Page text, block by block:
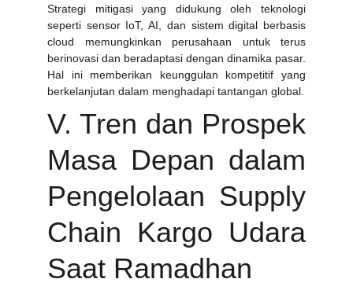
Strategi mitigasi yang didukung oleh teknologi
seperti sensor IoT, AI, dan sistem digital berbasis
cloud memungkinkan perusahaan untuk terus
berinovasi dan beradaptasi dengan dinamika pasar.
Hal ini memberikan keunggulan kompetitif yang
berkelanjutan dalam menghadapi tantangan global.
V. Tren dan Prospek
Masa Depan dalam
Pengelolaan Supply
Chain Kargo Udara
Saat Ramadhan